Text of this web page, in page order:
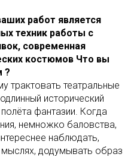
работ является
техник работы с
современная
костюмов Что вы
?
трактовать театральные
исторический
фантазии. Когда
немножко баловства,
наблюдать,
додумывать образ